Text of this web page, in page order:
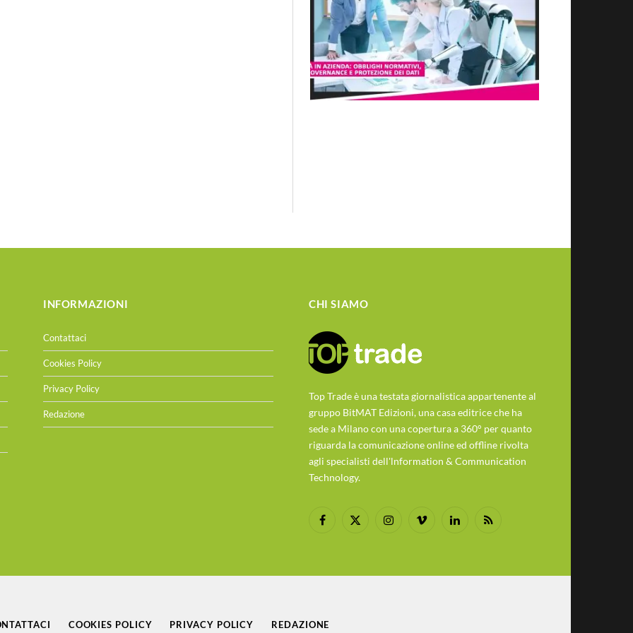
INFORMAZIONI
Contattaci
Cookies Policy
Privacy Policy
Redazione
CHI SIAMO
Top Trade è una testata giornalistica appartenente al
gruppo BitMAT Edizioni, una casa editrice che ha
sede a Milano con una copertura a 360° per quanto
riguarda la comunicazione online ed offline rivolta
agli specialisti dell'lnformation & Communication
Technology.
Facebook
X
InstagramVimeo LinkedInRSS
COOKIES POLICY PRIVACY POLICY REDAZIONE